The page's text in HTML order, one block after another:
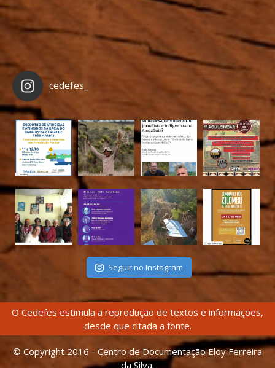
cedefes_
Seguir no Instagram
O Cedefes estimula a reprodução de textos e informações,
desde que citada a fonte.
© Copyright 2016 - Centro de Documentação Eloy Ferreira
da Silva.